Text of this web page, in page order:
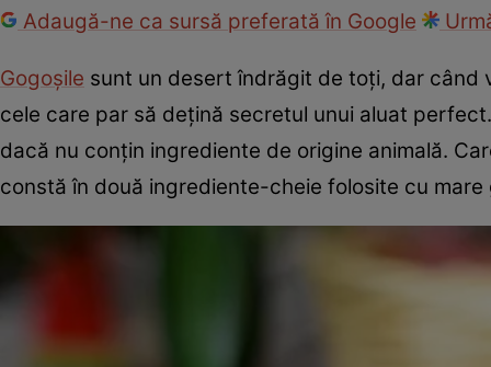
Adaugă-ne ca sursă preferată în Google
Gogoșile sunt un desert îndrăgit de toți, dar când
cele care par să dețină secretul unui aluat
dacă nu conțin ingrediente de origine animală.
constă în două ingrediente-cheie folosite cu mare